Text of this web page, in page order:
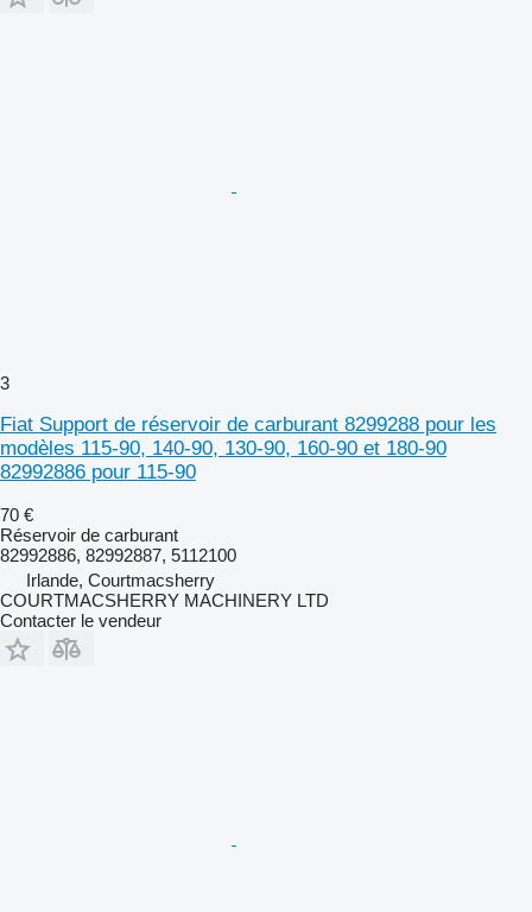
3
Fiat Support de réservoir de carburant 8299288 pour les
modèles 115-90, 140-90, 130-90, 160-90 et 180-90
82992886 pour 115-90
70 €
Réservoir de carburant
82992886, 82992887, 5112100
Irlande, Courtmacsherry
COURTMACSHERRY MACHINERY LTD
Contacter le vendeur